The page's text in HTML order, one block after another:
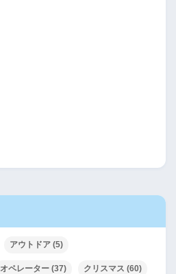
アウトドア (5)
オペレーター (37) クリスマス (60)